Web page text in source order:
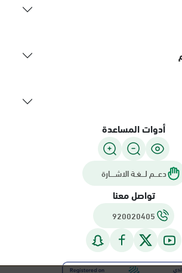
أدوات المساعدة
دعـــم لـــغـة الاشــــارة
تواصل معنا
920020405